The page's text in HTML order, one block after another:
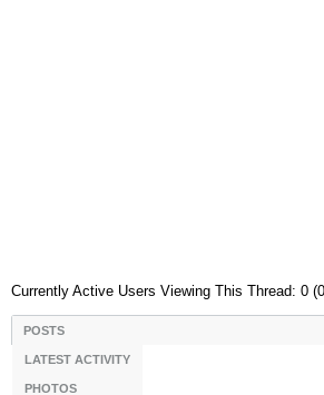
Currently Active Users Viewing This Thread: 0
POSTS
LATEST ACTIVITY
PHOTOS